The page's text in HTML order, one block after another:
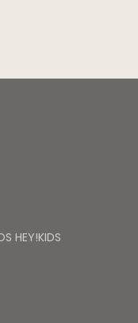
HEY!KIDS